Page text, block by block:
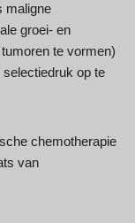
maligne
groei- en
te vormen)
op te
chemotherapie
van